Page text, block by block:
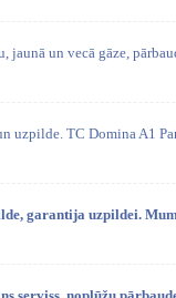
jaunā un vecā gāze,
uzpilde. TC Domina A1
garantija uzpildei.